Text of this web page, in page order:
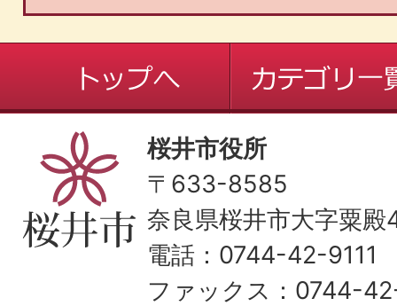
桜井市役所
〒633-8585
奈良県桜井市大字粟
電話：0744-42-9111
ファックス：0744-